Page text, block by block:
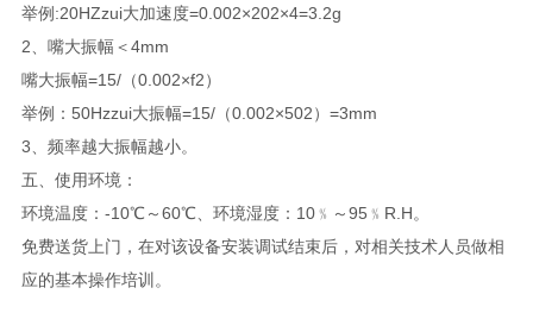
举例:20HZzui大加速度=0.002×202×4=3.2g
2、嘴大振幅＜4mm
嘴大振幅=15/（0.002×f2）
举例：50Hzzui大振幅=15/（0.002×502）=3mm
3、频率越大振幅越小。
五、使用环境：
环境温度：-10℃～60℃、环境湿度：10﹪～95﹪R.H。
免费送货上门，在对该设备安装调试结束后，对相关技术人员做相
应的基本操作培训。